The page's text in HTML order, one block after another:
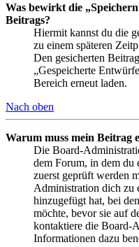
Was bewirkt die
Beitrags?
Hiermit kannst du die
zu einem späteren
Den gesicherten
„Gespeicherte
Bereich erneut laden.
Nach oben
Warum muss mein Beitrag
Die Board-
dem Forum, in dem du
zuerst geprüft werden
Administration dich zu
hinzugefügt hat, bei
möchte, bevor sie auf
kontaktiere die Board-
Informationen dazu